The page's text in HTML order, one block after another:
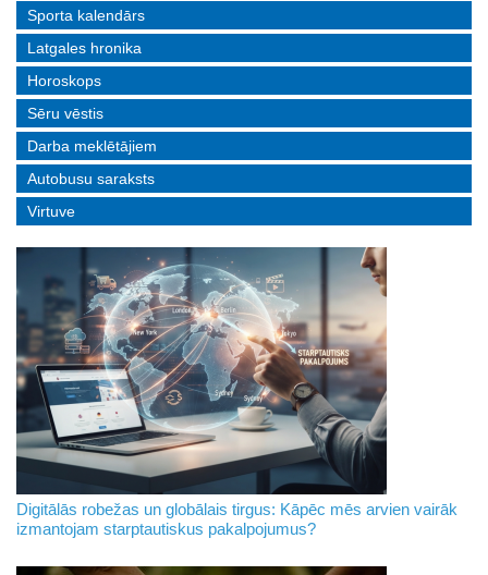
Sporta kalendārs
Latgales hronika
Horoskops
Sēru vēstis
Darba meklētājiem
Autobusu saraksts
Virtuve
Digitālās robežas un globālais tirgus: Kāpēc mēs arvien vairāk
izmantojam starptautiskus pakalpojumus?